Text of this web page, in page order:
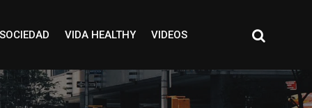
SOCIEDAD VIDA HEALTHY VIDEOS